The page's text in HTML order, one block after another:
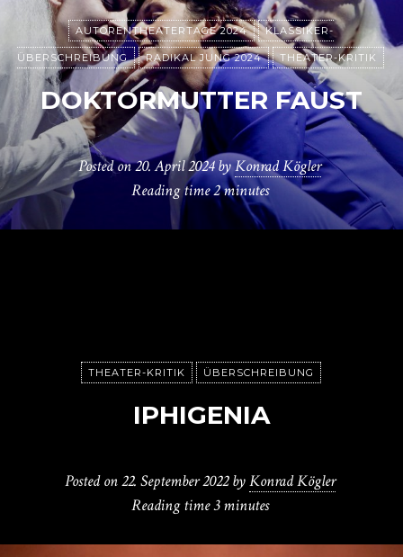
AUTORENTHEATERTAGE 2024 KLASSIKER-
ÜBERSCHREIBUNG RADIKAL JUNG 2024 THEATER-KRITIK
DOKTORMUTTER FAUST
Posted on20. April 2024byKonrad Kögler
Reading time2 minutes
THEATER-KRITIK ÜBERSCHREIBUNG
IPHIGENIA
Posted on22. September 2022 byKonrad Kögler
Reading time3 minutes